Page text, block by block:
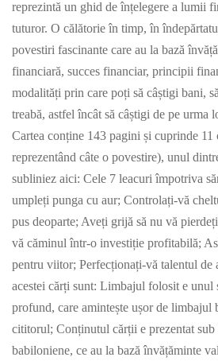
reprezintă un ghid de înțelegere a lumii
tuturor. O călătorie în timp, în
povestiri fascinante care au la bază
financiară, succes financiar, principii
modalități prin care poți să câștigi bani,
treabă, astfel încât să câștigi de pe urma
Cartea conține 143 pagini și cuprinde 11
reprezentând câte o povestire), unul
subliniez aici: Cele 7 leacuri împotriva
umpleți punga cu aur; Controlați-vă
pus deoparte; Aveți grijă să nu vă
vă căminul într-o investiție profitabilă;
pentru viitor; Perfecționați-vă talentul de
acestei cărți sunt: Limbajul folosit e unul
profund, care amintește ușor de limbajul
cititorul; Conținutul cărții e prezentat sub
babiloniene, ce au la bază învățăminte